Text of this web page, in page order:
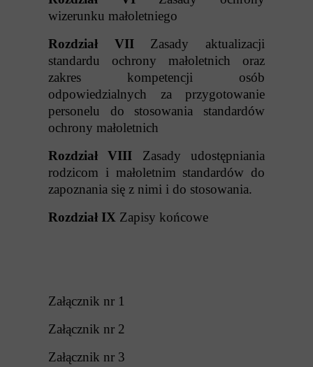
wizerunku małoletniego
Rozdział VII Zasady aktualizacji
standardu ochrony małoletnich oraz
zakres kompetencji osób
odpowiedzialnych za przygotowanie
personelu do stosowania standardów
ochrony małoletnich
Rozdział VIII Zasady udostępniania
rodzicom i małoletnim standardów do
zapoznania się z nimi i do stosowania.
Rozdział IX Zapisy końcowe
Załącznik nr 1
Załącznik nr 2
Załącznik nr 3